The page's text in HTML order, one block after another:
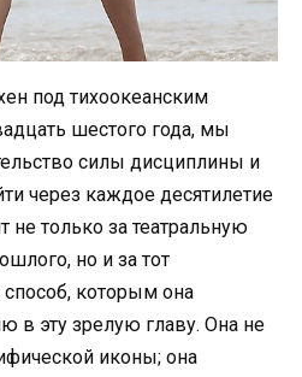
под тихоокеанским
шестого года, мы
силы дисциплины и
через каждое десятилетие
не только за театральную
но и за тот
которым она
в эту зрелую главу. Она не
иконы; она